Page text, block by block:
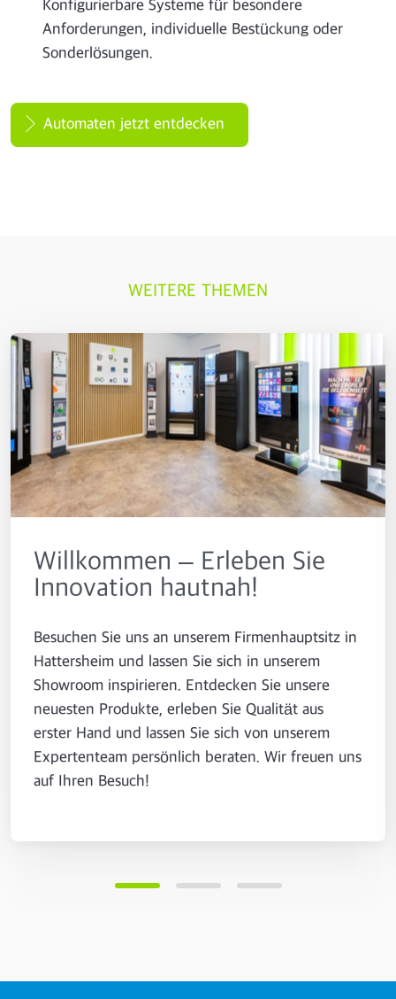
Konfigurierbare Systeme für besondere
Anforderungen, individuelle Bestückung oder
Sonderlösungen.
Automaten jetzt entdecken
WEITERE THEMEN
Willkommen – Erleben Sie
Innovation hautnah!
Besuchen Sie uns an unserem Firmenhauptsitz in
Hattersheim und lassen Sie sich in unserem
Showroom inspirieren. Entdecken Sie unsere
neuesten Produkte, erleben Sie Qualität aus
erster Hand und lassen Sie sich von unserem
Expertenteam persönlich beraten. Wir freuen uns
auf Ihren Besuch!